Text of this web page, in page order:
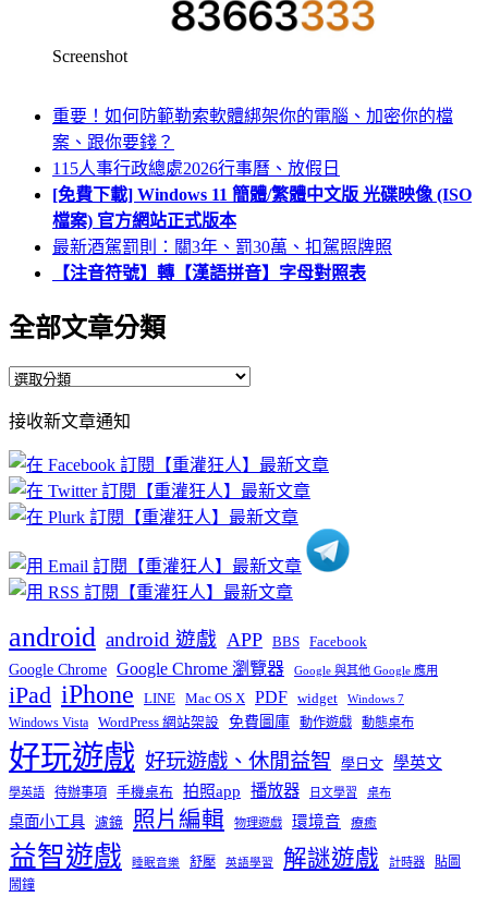
Screenshot
重要！如何防範勒索軟體綁架你的電腦、加密你的檔
案、跟你要錢？
115人事行政總處2026行事曆、放假日
[免費下載] Windows 11 簡體/繁體中文版 光碟映像 (ISO
檔案) 官方網站正式版本
最新酒駕罰則：關3年、罰30萬、扣駕照牌照
【注音符號】轉【漢語拼音】字母對照表
全部文章分類
全
文
章
分
類
接收新文章通知
android android 遊戲 APP BBS Facebook
Google Chrome Google Chrome 瀏覽器 Google 與其他 Google 應用
iPad iPhone LINE Mac OS X PDF widget Windows 7
Windows Vista WordPress 網站架設 免費圖庫 動作遊戲 動態桌布
好玩遊戲 好玩遊戲、休閒益智 學日文 學英文
學英語 待辦事項 手機桌布 拍照app 播放器 日文學習 桌布
桌面小工具 濾鏡 照片編輯 物理遊戲 環境音 療癒
益智遊戲 睡眠音樂 舒壓 英語學習 解謎遊戲 計時器
貼圖
鬧鐘